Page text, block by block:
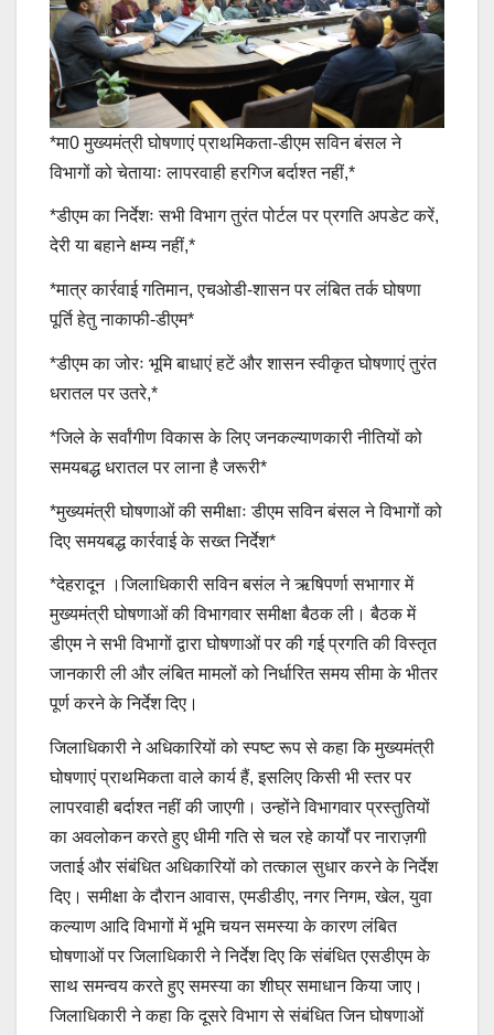
*मा0 मुख्यमंत्री घोषणाएं प्राथमिकता-डीएम सविन बंसल ने
विभागों को चेतायाः लापरवाही हरगिज बर्दाश्त नहीं,*
*डीएम का निर्देशः सभी विभाग तुरंत पोर्टल पर प्रगति अपडेट करें,
देरी या बहाने क्षम्य नहीं,*
*मात्र कार्रवाई गतिमान, एचओडी-शासन पर लंबित तर्क घोषणा
पूर्ति हेतु नाकाफी-डीएम*
*डीएम का जोरः भूमि बाधाएं हटें और शासन स्वीकृत घोषणाएं तुरंत
धरातल पर उतरे,*
*जिले के सर्वांगीण विकास के लिए जनकल्याणकारी नीतियों को
समयबद्ध धरातल पर लाना है जरूरी*
*मुख्यमंत्री घोषणाओं की समीक्षाः डीएम सविन बंसल ने विभागों को
दिए समयबद्ध कार्रवाई के सख्त निर्देश*
*देहरादून ।जिलाधिकारी सविन बसंल ने ऋषिपर्णा सभागार में
मुख्यमंत्री घोषणाओं की विभागवार समीक्षा बैठक ली। बैठक में
डीएम ने सभी विभागों द्वारा घोषणाओं पर की गई प्रगति की विस्तृत
जानकारी ली और लंबित मामलों को निर्धारित समय सीमा के भीतर
पूर्ण करने के निर्देश दिए।
जिलाधिकारी ने अधिकारियों को स्पष्ट रूप से कहा कि मुख्यमंत्री
घोषणाएं प्राथमिकता वाले कार्य हैं, इसलिए किसी भी स्तर पर
लापरवाही बर्दाश्त नहीं की जाएगी। उन्होंने विभागवार प्रस्तुतियों
का अवलोकन करते हुए धीमी गति से चल रहे कार्यों पर नाराज़गी
जताई और संबंधित अधिकारियों को तत्काल सुधार करने के निर्देश
दिए। समीक्षा के दौरान आवास, एमडीडीए, नगर निगम, खेल, युवा
कल्याण आदि विभागों में भूमि चयन समस्या के कारण लंबित
घोषणाओं पर जिलाधिकारी ने निर्देश दिए कि संबंधित एसडीएम के
साथ समन्वय करते हुए समस्या का शीघ्र समाधान किया जाए।
जिलाधिकारी ने कहा कि दूसरे विभाग से संबंधित जिन घोषणाओं